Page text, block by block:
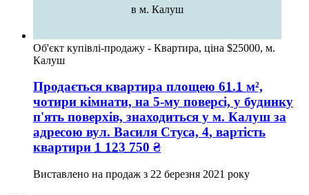
в м. Калуш
Об'єкт купівлі-продажу - Квартира, ціна $25000, м.
Калуш
Продається квартира площею 61.1 м²,
чотири кімнати, на 5-му поверсі, у будинку
п'ять поверхів, знаходиться у м. Калуш за
адресою вул. Василя Стуса, 4, вартість
квартири 1 123 750 ₴
Виставлено на продаж з 22 березня 2021 року